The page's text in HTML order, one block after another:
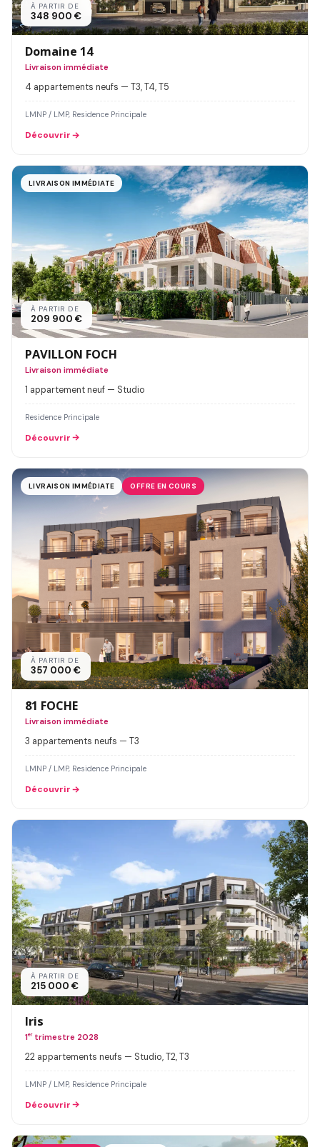
À PARTIR DE
348 900 €
Domaine 14
Livraison immédiate
4 appartements neufs — T3, T4, T5
LMNP / LMP, Residence Principale
Découvrir
LIVRAISON IMMÉDIATE
À PARTIR DE
209 900 €
PAVILLON FOCH
Livraison immédiate
1 appartement neuf — Studio
Residence Principale
Découvrir
LIVRAISON IMMÉDIATE OFFRE EN COURS
À PARTIR DE
357 000 €
81 FOCHE
Livraison immédiate
3 appartements neufs — T3
LMNP / LMP, Residence Principale
Découvrir
À PARTIR DE
215 000 €
Iris
1ertrimestre 2028
22 appartements neufs — Studio, T2, T3
LMNP / LMP, Residence Principale
Découvrir